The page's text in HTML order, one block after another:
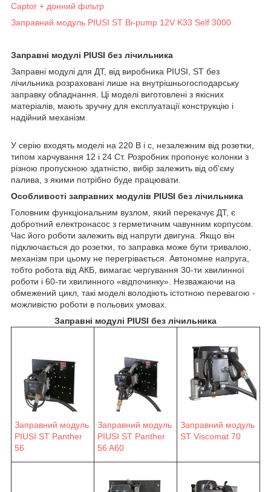
Captor + донний фільтр
Заправний модуль PIUSI ST Bi-pump 12V K33 Self 3000
Заправні модулі PIUSI без лічильника
Заправні модулі для ДТ, від виробника PIUSI, ST без
лічильника розраховані лише на внутрішньогосподарську
заправку обладнання. Ці моделі виготовлені з якісних
матеріалів, мають зручну для експлуатації конструкцію і
надійний механізм.
У серію входять моделі на 220 В і с, незалежним від розетки,
типом харчування 12 і 24 Ст. Розробник пропонує колонки з
різною пропускною здатністю, вибір залежить від об'єму
палива, з якими потрібно буде працювати.
Особливості заправних модулів PIUSI без лічильника
Головним функціональним вузлом, який перекачує ДТ, є
добротний електронасос з герметичним чавунним корпусом.
Час його роботи залежить від напруги двигуна. Якщо він
підключається до розетки, то заправка може бути тривалою,
механізм при цьому не перегрівається. Автономне напруга,
тобто робота від АКБ, вимагає чергування 30-ти хвилинної
роботи і 60-ти хвилинного «відпочинку». Незважаючи на
обмежений цикл, такі моделі володіють істотною перевагою -
можливістю роботи в польових умовах.
Заправні модулі PIUSI без лічильника
Заправний модуль
PIUSI ST Panther
56
Заправний модуль
PIUSI ST Panther
56 A60
Заправний модуль
ST Viscomat 70